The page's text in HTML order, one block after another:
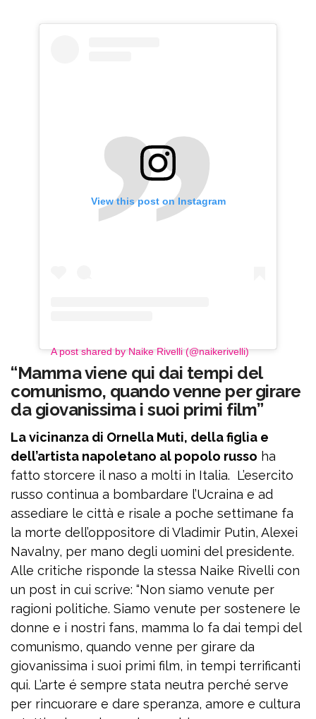
View this post on Instagram
A post shared by Naike Rivelli (@naikerivelli)
“Mamma viene qui dai tempi del
comunismo, quando venne per girare
da giovanissima i suoi primi film”
La vicinanza di Ornella Muti, della figlia e
dell’artista napoletano al popolo russo ha
fatto storcere il naso a molti in Italia. L’esercito
russo continua a bombardare l’Ucraina e ad
assediare le città e risale a poche settimane fa
la morte dell’oppositore di Vladimir Putin, Alexei
Navalny, per mano degli uomini del presidente.
Alle critiche risponde la stessa Naike Rivelli con
un post in cui scrive: “Non siamo venute per
ragioni politiche. Siamo venute per sostenere le
donne e i nostri fans, mamma lo fa dai tempi del
comunismo, quando venne per girare da
giovanissima i suoi primi film, in tempi terrificanti
qui. L’arte é sempre stata neutra perché serve
per rincuorare e dare speranza, amore e cultura